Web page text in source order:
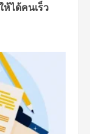
ห้ได้คนเร็ว